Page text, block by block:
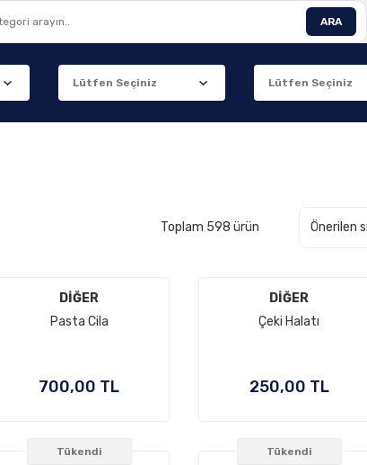
ARA
Toplam 598 ürün
DİĞER
Pasta Cila
700,00 TL
DİĞER
Çeki Halatı
250,00 TL
Tükendi Tükendi